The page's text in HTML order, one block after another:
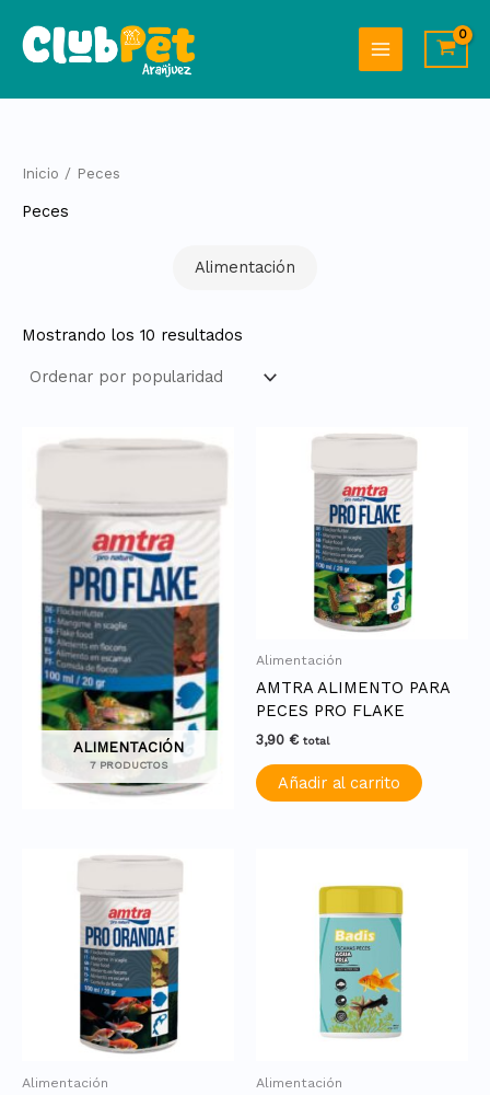
contenido
Inicio / Peces
Peces
Alimentación
Mostrando los 10 resultados
ALIMENTACIÓN
7 PRODUCTOS
Alimentación
AMTRA ALIMENTO PARA
PECES PRO FLAKE
3,90 € total
Añadir al carrito
Alimentación Alimentación